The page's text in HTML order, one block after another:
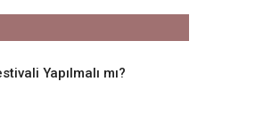
Yapılmalı mı?